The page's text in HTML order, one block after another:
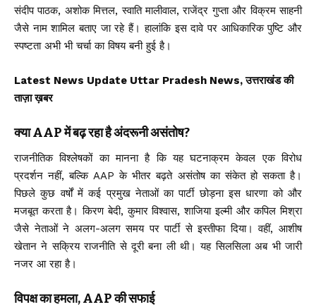
संदीप पाठक, अशोक मित्तल, स्वाति मालीवाल, राजेंद्र गुप्ता और विक्रम साहनी
जैसे नाम शामिल बताए जा रहे हैं। हालांकि इस दावे पर आधिकारिक पुष्टि और
स्पष्टता अभी भी चर्चा का विषय बनी हुई है।
Latest News Update Uttar Pradesh News, उत्तराखंड की
ताज़ा ख़बर
क्या AAP में बढ़ रहा है अंदरूनी असंतोष?
राजनीतिक विश्लेषकों का मानना है कि यह घटनाक्रम केवल एक विरोध
प्रदर्शन नहीं, बल्कि AAP के भीतर बढ़ते असंतोष का संकेत हो सकता है।
पिछले कुछ वर्षों में कई प्रमुख नेताओं का पार्टी छोड़ना इस धारणा को और
मजबूत करता है। किरण बेदी, कुमार विश्वास, शाजिया इल्मी और कपिल मिश्रा
जैसे नेताओं ने अलग-अलग समय पर पार्टी से इस्तीफा दिया। वहीं, आशीष
खेतान ने सक्रिय राजनीति से दूरी बना ली थी। यह सिलसिला अब भी जारी
नजर आ रहा है।
विपक्ष का हमला, AAP की सफाई